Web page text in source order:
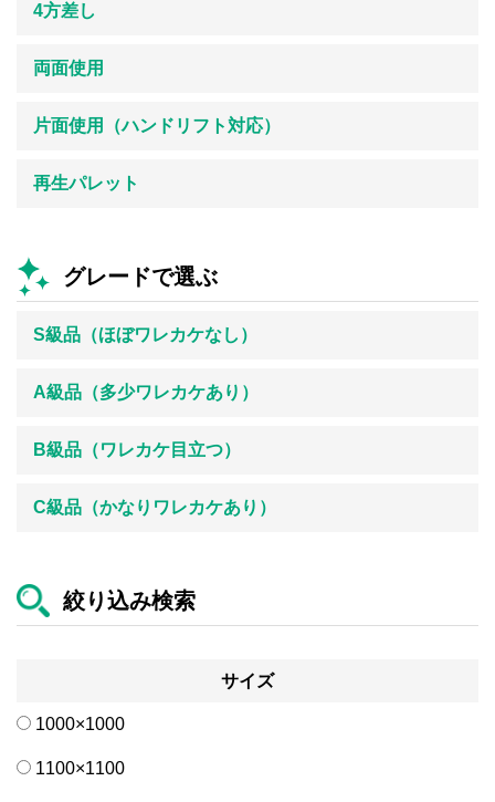
4方差し
両面使用
片面使用（ハンドリフト対応）
再生パレット
グレードで選ぶ
S級品（ほぼワレカケなし）
A級品（多少ワレカケあり）
B級品（ワレカケ目立つ）
C級品（かなりワレカケあり）
絞り込み検索
サイズ
1000×1000
1100×1100